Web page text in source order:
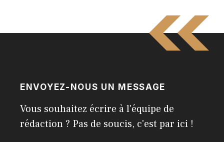
ENVOYEZ-NOUS UN MESSAGE
Vous souhaitez écrire à l'équipe de
rédaction ? Pas de soucis, c'est par ici !